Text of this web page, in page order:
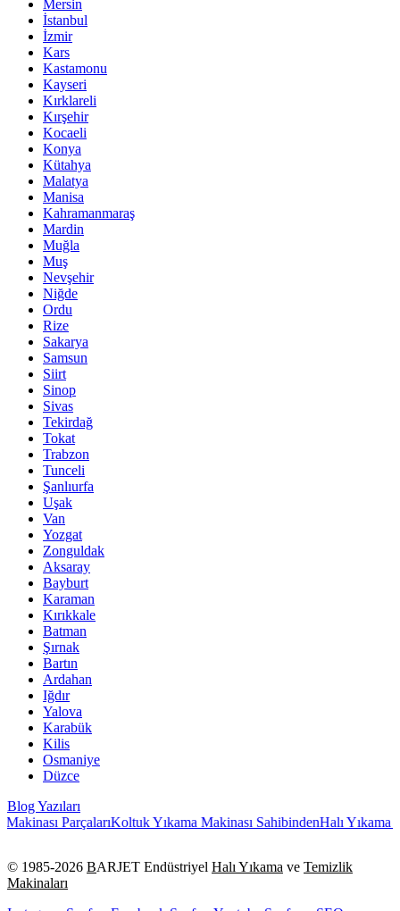
Mersin
İstanbul
İzmir
Kars
Kastamonu
Kayseri
Kırklareli
Kırşehir
Kocaeli
Konya
Kütahya
Malatya
Manisa
Kahramanmaraş
Mardin
Muğla
Muş
Nevşehir
Niğde
Ordu
Rize
Sakarya
Samsun
Siirt
Sinop
Sivas
Tekirdağ
Tokat
Trabzon
Tunceli
Şanlıurfa
Uşak
Van
Yozgat
Zonguldak
Aksaray
Bayburt
Karaman
Kırıkkale
Batman
Şırnak
Bartın
Ardahan
Iğdır
Yalova
Karabük
Kilis
Osmaniye
Düzce
Blog Yazıları
ParçalarıKoltuk Yıkama Makinası SahibindenHalı Yıkama
© 1985-2026 BARJET Endüstriyel Halı Yıkama ve Temizlik
Makinaları